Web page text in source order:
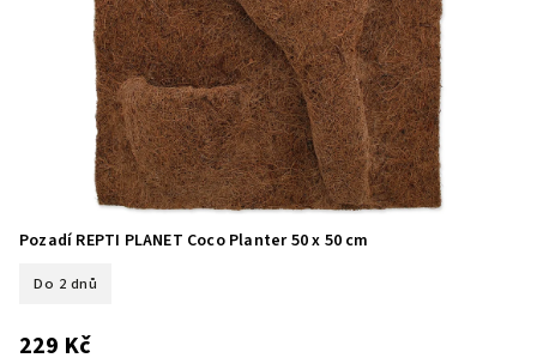
Pozadí REPTI PLANET Coco Planter 50 x 50 cm
Do 2 dnů
229 Kč